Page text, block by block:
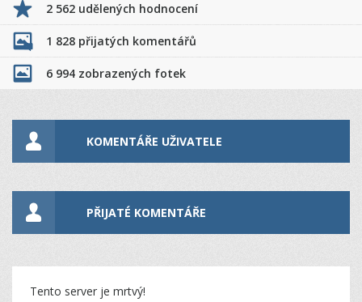
2 562 udělených hodnocení
1 828 přijatých komentářů
6 994 zobrazených fotek
KOMENTÁŘE UŽIVATELE
PŘIJATÉ KOMENTÁŘE
Tento server je mrtvý!